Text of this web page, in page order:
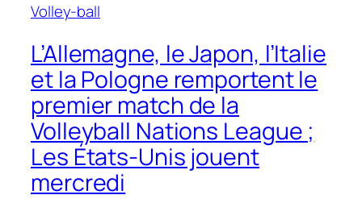
Volley-ball
L’Allemagne, le Japon, l’Italie
et la Pologne remportent le
premier match de la
Volleyball Nations League ;
Les États-Unis jouent
mercredi